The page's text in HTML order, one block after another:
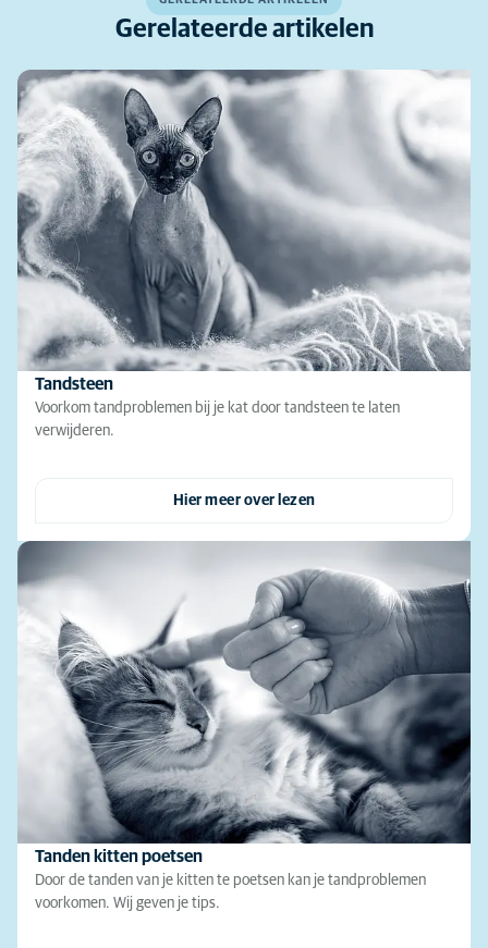
Gerelateerde artikelen
Tandsteen
Voorkom tandproblemen bij je kat door tandsteen te laten
verwijderen.
Hier meer over lezen
Tanden kitten poetsen
Door de tanden van je kitten te poetsen kan je tandproblemen
voorkomen. Wij geven je tips.